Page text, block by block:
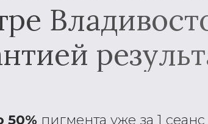
50% пигмента уже за 1 сеанс